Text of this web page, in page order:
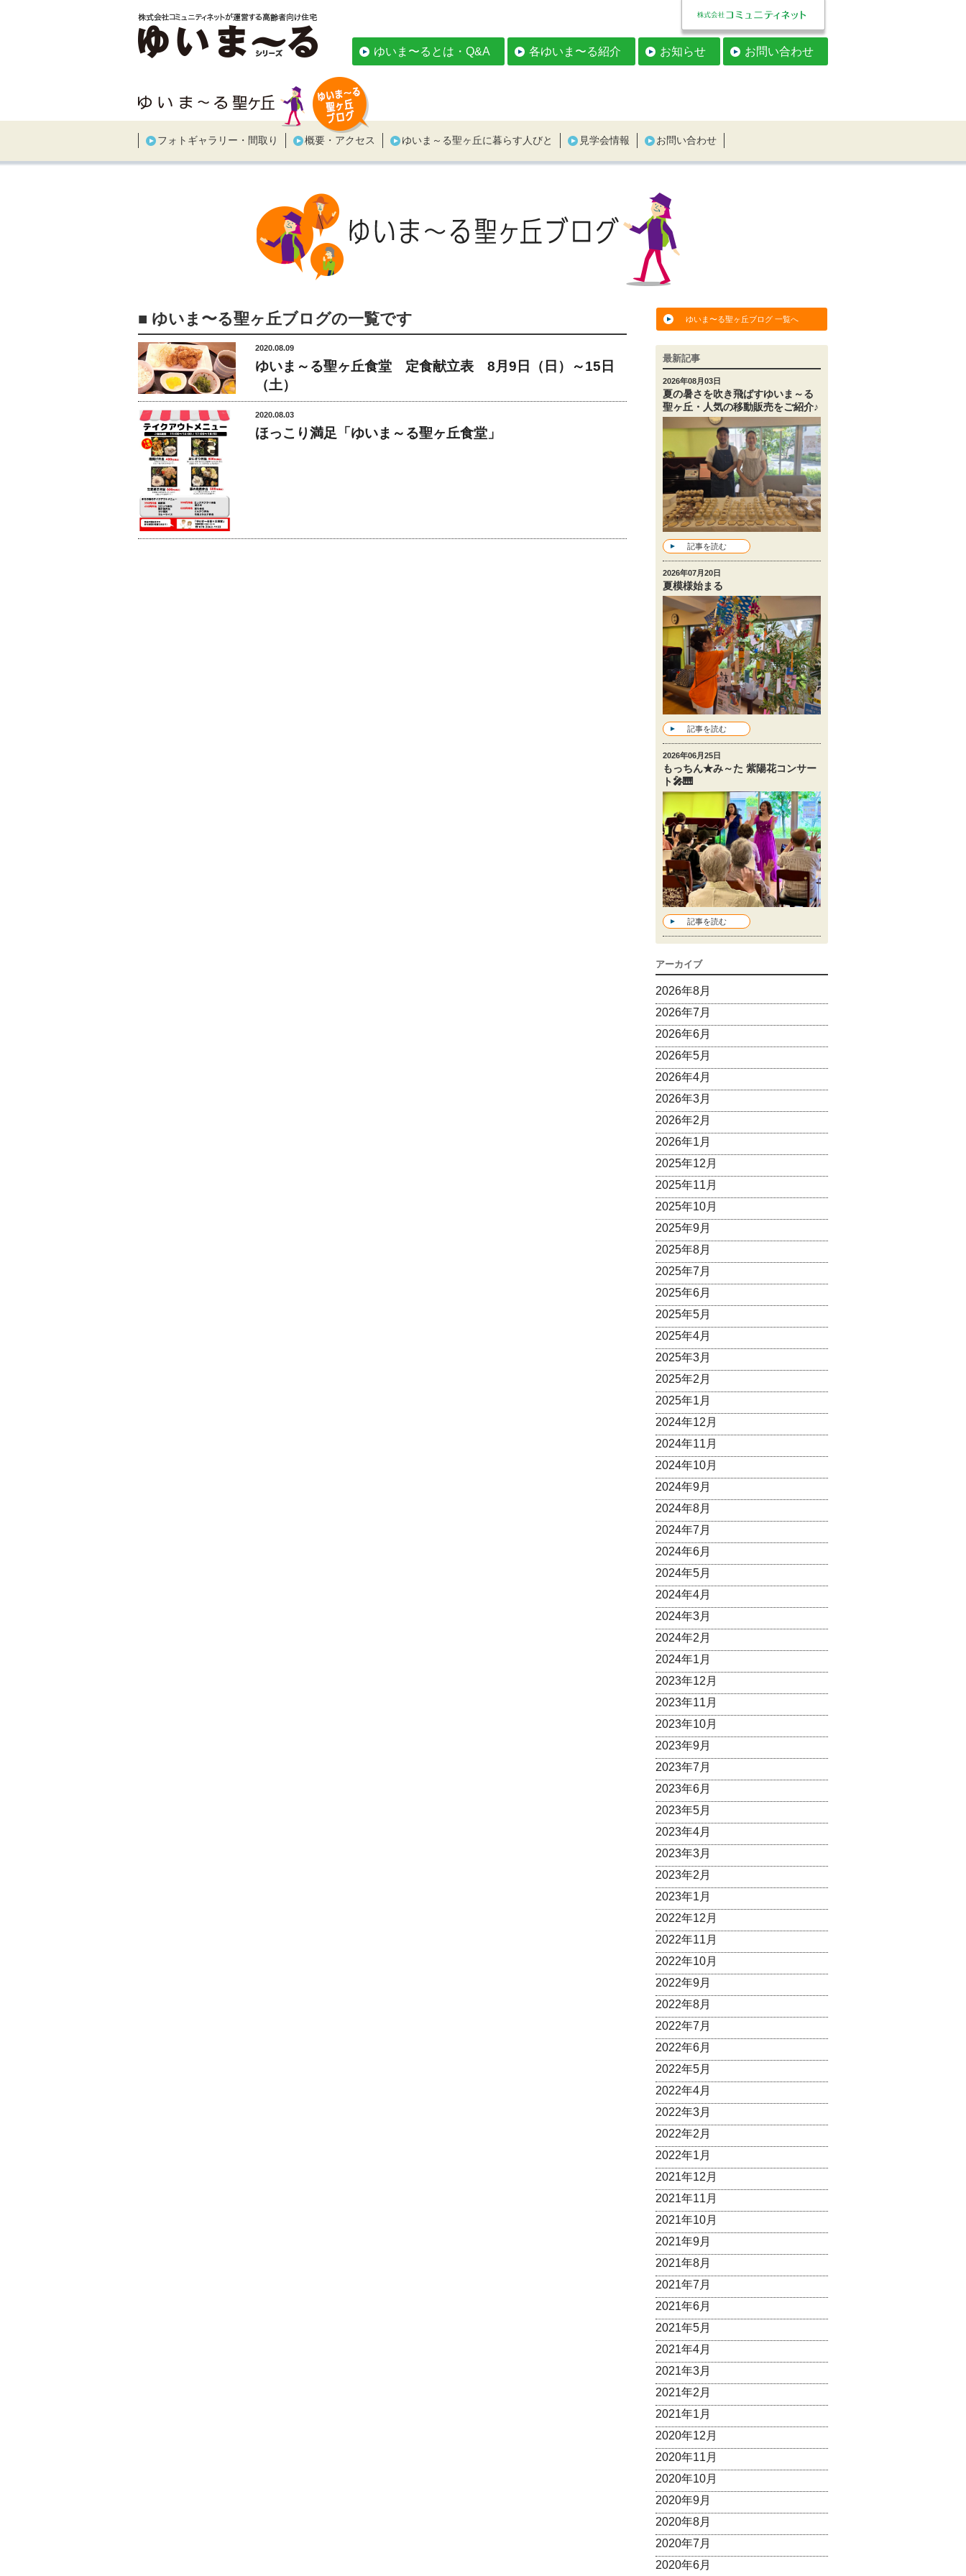
ゆいま〜るとは・Q&A 各ゆいま〜る紹介 お知らせ お問い合わせ
フォトギャラリー・間取り 概要・アクセス ゆいま～る聖ヶ丘に暮らす人びと 見学会情報 お問い合わせ
■ ゆいま〜る聖ヶ丘ブログの一覧です
2020.08.09
ゆいま～る聖ヶ丘食堂 定食献立表 8月9日（日）～15日
（土）
2020.08.03
ほっこり満足「ゆいま～る聖ヶ丘食堂」
ゆいま〜る聖ヶ丘ブログ 一覧へ
最新記事
2026年08月03日
夏の暑さを吹き飛ばすゆいま～る
聖ヶ丘・人気の移動販売をご紹介♪
記事を読む
2026年07月20日
夏模様始まる
記事を読む
2026年06月25日
もっちん★み～た 紫陽花コンサー
ト🎤🎹
記事を読む
アーカイブ
2026年8月
2026年7月
2026年6月
2026年5月
2026年4月
2026年3月
2026年2月
2026年1月
2025年12月
2025年11月
2025年10月
2025年9月
2025年8月
2025年7月
2025年6月
2025年5月
2025年4月
2025年3月
2025年2月
2025年1月
2024年12月
2024年11月
2024年10月
2024年9月
2024年8月
2024年7月
2024年6月
2024年5月
2024年4月
2024年3月
2024年2月
2024年1月
2023年12月
2023年11月
2023年10月
2023年9月
2023年7月
2023年6月
2023年5月
2023年4月
2023年3月
2023年2月
2023年1月
2022年12月
2022年11月
2022年10月
2022年9月
2022年8月
2022年7月
2022年6月
2022年5月
2022年4月
2022年3月
2022年2月
2022年1月
2021年12月
2021年11月
2021年10月
2021年9月
2021年8月
2021年7月
2021年6月
2021年5月
2021年4月
2021年3月
2021年2月
2021年1月
2020年12月
2020年11月
2020年10月
2020年9月
2020年8月
2020年7月
2020年6月